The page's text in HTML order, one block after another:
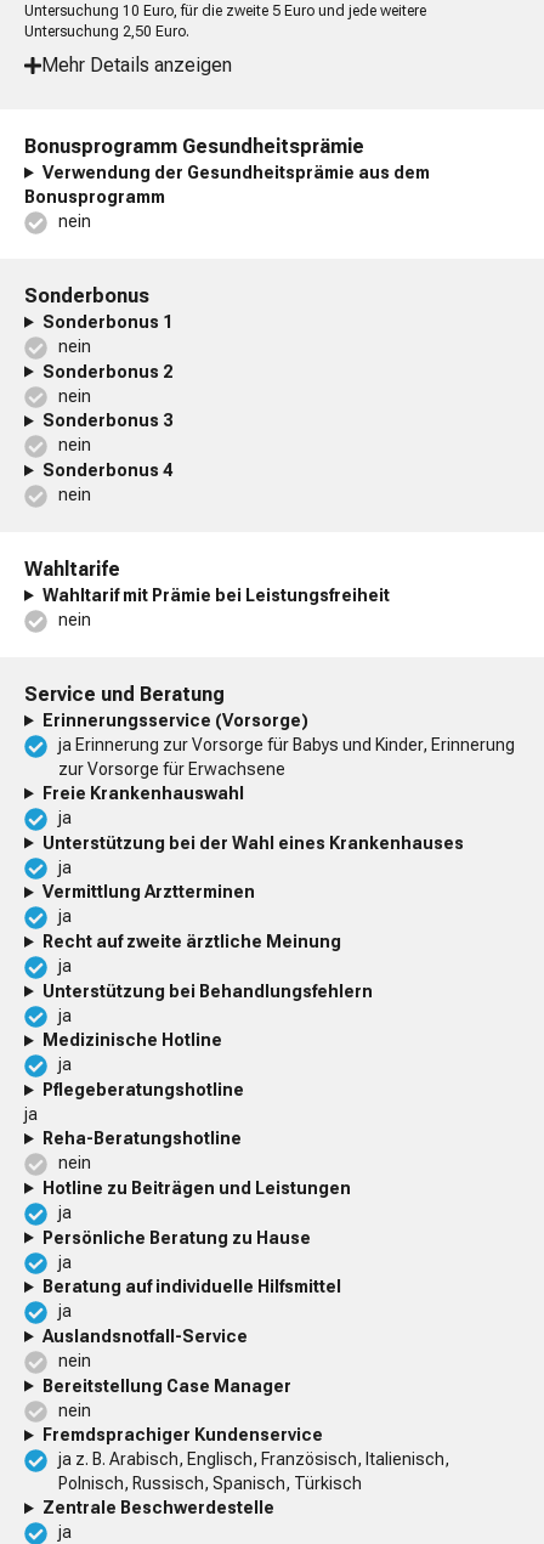
Untersuchung 10 Euro, für die zweite 5 Euro und jede weitere
Untersuchung 2,50 Euro.
Mehr Details anzeigen
Bonusprogramm Gesundheitsprämie
Verwendung der Gesundheitsprämie aus dem
Bonusprogramm
nein
Sonderbonus
Sonderbonus 1
nein
Sonderbonus 2
nein
Sonderbonus 3
nein
Sonderbonus 4
nein
Wahltarife
Wahltarif mit Prämie bei Leistungsfreiheit
nein
Service und Beratung
Erinnerungsservice (Vorsorge)
ja Erinnerung zur Vorsorge für Babys und Kinder, Erinnerung
zur Vorsorge für Erwachsene
Freie Krankenhauswahl
ja
Unterstützung bei der Wahl eines Krankenhauses
ja
Vermittlung Arztterminen
ja
Recht auf zweite ärztliche Meinung
ja
Unterstützung bei Behandlungsfehlern
ja
Medizinische Hotline
ja
Pflegeberatungshotline
ja
Reha-Beratungshotline
nein
Hotline zu Beiträgen und Leistungen
ja
Persönliche Beratung zu Hause
ja
Beratung auf individuelle Hilfsmittel
ja
Auslandsnotfall-Service
nein
Bereitstellung Case Manager
nein
Fremdsprachiger Kundenservice
ja z. B. Arabisch, Englisch, Französisch, Italienisch,
Polnisch, Russisch, Spanisch, Türkisch
Zentrale Beschwerdestelle
ja